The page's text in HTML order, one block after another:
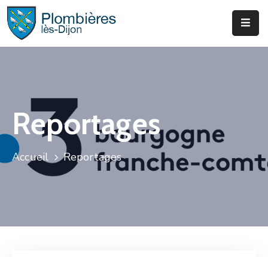
Faire
?
Infos
Reportages
Accueil Reportages